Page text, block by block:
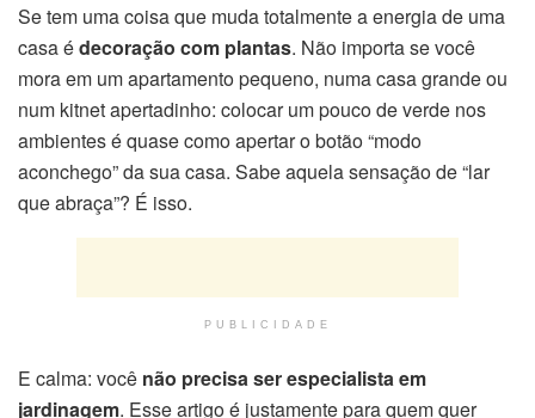
Se tem uma coisa que muda totalmente a energia de uma
casa édecoração com plantas. Não importa se você
mora em um apartamento pequeno, numa casa grande ou
num kitnet apertadinho: colocar um pouco de verde nos
ambientes é quase como apertar o botão “modo
aconchego” da sua casa. Sabe aquela sensação de “lar
que abraça”? É isso.
PUBLICIDADE
E calma: você não precisa ser especialista em
jardinagem. Esse artigo é justamente para quem quer